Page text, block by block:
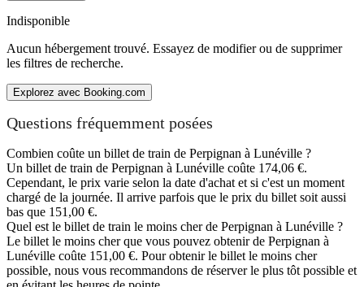
Indisponible
Aucun hébergement trouvé. Essayez de modifier ou de supprimer
les filtres de recherche.
Explorez avec Booking.com
Questions fréquemment posées
Combien coûte un billet de train de Perpignan à Lunéville ?
Un billet de train de Perpignan à Lunéville coûte 174,06 €.
Cependant, le prix varie selon la date d'achat et si c'est un moment
chargé de la journée. Il arrive parfois que le prix du billet soit aussi
bas que 151,00 €.
Quel est le billet de train le moins cher de Perpignan à Lunéville ?
Le billet le moins cher que vous pouvez obtenir de Perpignan à
Lunéville coûte 151,00 €. Pour obtenir le billet le moins cher
possible, nous vous recommandons de réserver le plus tôt possible et